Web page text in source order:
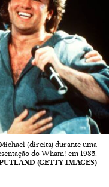
(direita) durante uma
do Wham! em 1985.
(GETTY IMAGES)